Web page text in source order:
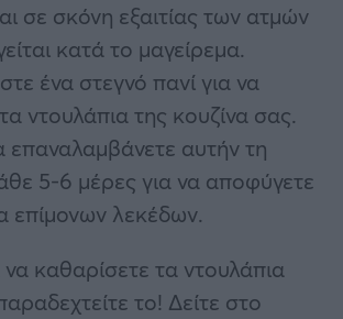
σε σκόνη εξαιτίας των ατμών
κατά το μαγείρεμα.
ένα στεγνό πανί για να
ντουλάπια της κουζίνα σας.
επαναλαμβάνετε αυτήν τη
5-6 μέρες για να αποφύγετε
επίμονων λεκέδων.
να καθαρίσετε τα ντουλάπια
το! Δείτε στο